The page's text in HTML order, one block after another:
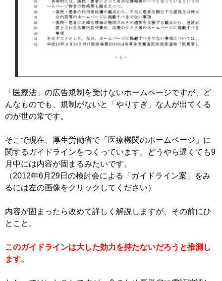
「医療法」の広告規制を受けないホームページですが、ど
んなものでも、規制がないと「やりすぎ」な人が出てくる
のが世の常です。
そこで現在、厚生労働省で「医療機関のホームページ」に
関するガイドラインをつくっています。どうやら遅くても9
月中には内容が固まるみたいです。
（2012年6月29日の検討会による「ガイドライン案」をみ
るには左の画像をクリックしてください）
内容が固まったら改めて詳しく解説しますが、その前にひ
とこと。
このガイドラインは大した効力を持たないだろうと推測し
ます。